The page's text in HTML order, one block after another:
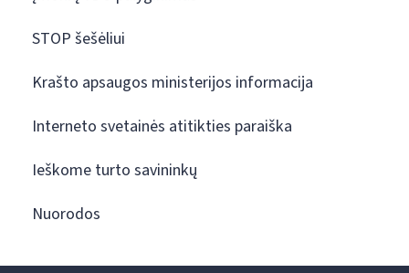
STOP šešėliui
Krašto apsaugos ministerijos informacija
Interneto svetainės atitikties paraiška
Ieškome turto savininkų
Nuorodos